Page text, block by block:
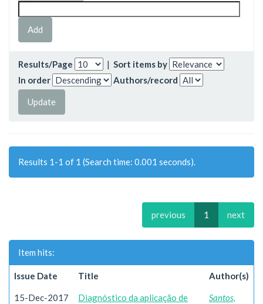
Results/Page | Sort items by
In order
Authors/record
Results 1-1 of 1 (Search time: 0.001 seconds).
previous 1 next
Item hits:
Issue Date Title Author(s)
15-Dec-2017
Diagnóstico da aplicação de
Santos,